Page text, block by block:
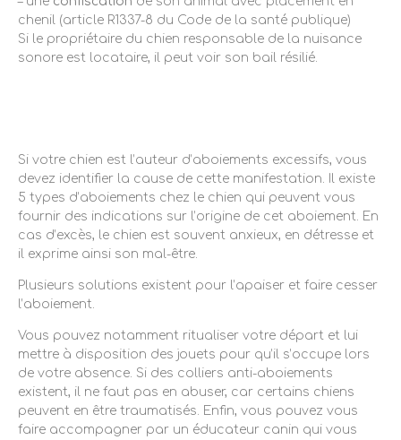
chenil (article R1337-8 du Code de la santé publique)
Si le propriétaire du chien responsable de la nuisance
sonore est locataire, il peut voir son bail résilié.
Si votre chien est l’auteur d’aboiements excessifs, vous
devez identifier la cause de cette manifestation. Il existe
5 types d’aboiements chez le chien qui peuvent vous
fournir des indications sur l’origine de cet aboiement. En
cas d’excès, le chien est souvent anxieux, en détresse et
il exprime ainsi son mal-être.
Plusieurs solutions existent pour l’apaiser et faire cesser
l’aboiement.
Vous pouvez notamment ritualiser votre départ et lui
mettre à disposition des jouets pour qu’il s’occupe lors
de votre absence. Si des colliers anti-aboiements
existent, il ne faut pas en abuser, car certains chiens
peuvent en être traumatisés. Enfin, vous pouvez vous
faire accompagner par un éducateur canin qui vous